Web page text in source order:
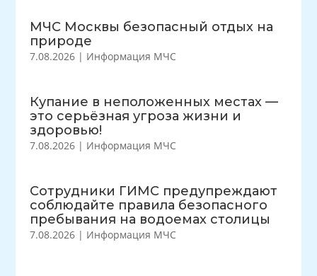
МЧС Москвы безопасный отдых на
природе
7.08.2026 | Информация МЧС
Купание в неположенных местах —
это серьёзная угроза жизни и
здоровью!
7.08.2026 | Информация МЧС
Сотрудники ГИМС предупреждают
соблюдайте правила безопасного
пребывания на водоемах столицы
7.08.2026 | Информация МЧС